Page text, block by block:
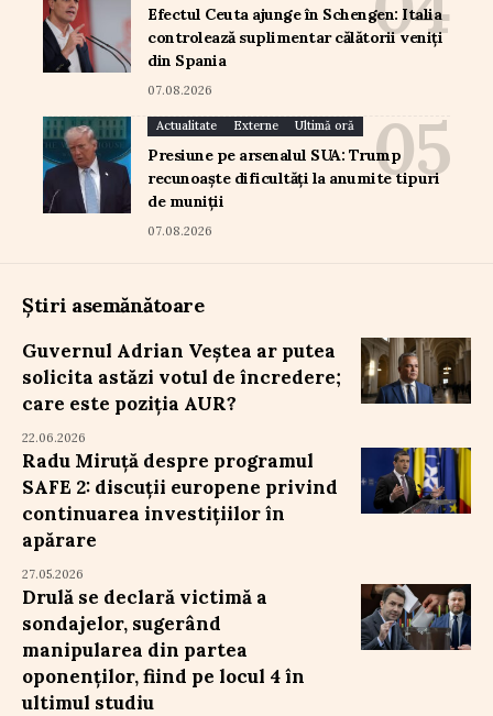
Efectul Ceuta ajunge în Schengen: Italia
controlează suplimentar călătorii veniți
din Spania
07.08.2026
Actualitate Externe Ultimă oră
Presiune pe arsenalul SUA: Trump
recunoaște dificultăți la anumite tipuri
de muniții
07.08.2026
Știri asemănătoare
Guvernul Adrian Veștea ar putea
solicita astăzi votul de încredere;
care este poziția AUR?
22.06.2026
Radu Miruță despre programul
SAFE 2: discuții europene privind
continuarea investițiilor în
apărare
27.05.2026
Drulă se declară victimă a
sondajelor, sugerând
manipularea din partea
oponenților, fiind pe locul 4 în
ultimul studiu